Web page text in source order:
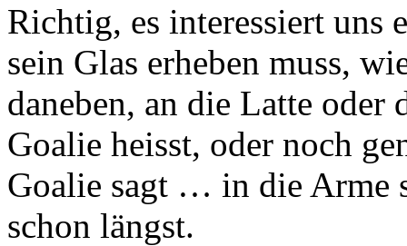
Richtig, es interessiert uns
sein Glas erheben muss,
daneben, an die Latte
Goalie heisst, oder noch
Goalie sagt … in die Arme
schon längst.